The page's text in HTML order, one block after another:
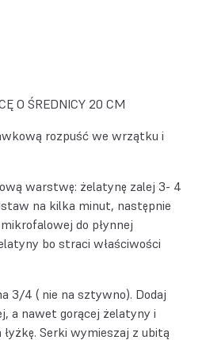
O ŚREDNICY 20 CM
rozpuść we wrzątku i
warstwę: żelatynę zalej 3- 4
na kilka minut, następnie
do płynnej
bo straci właściwości
3/4 ( nie na sztywno). Dodaj
a nawet gorącej żelatyny i
Serki wymieszaj z ubitą